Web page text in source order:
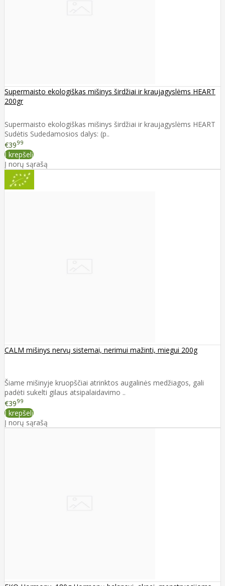
Supermaisto ekologiškas mišinys širdžiai ir kraujagyslėms HEART
200gr
Supermaisto ekologiškas mišinys širdžiai ir kraujagyslėms HEART
Sudėtis Sudedamosios dalys: (p..
€3999
Į krepšelį
Į norų sąrašą
CALM mišinys nervų sistemai, nerimui mažinti, miegui 200g
Šiame mišinyje kruopščiai atrinktos augalinės medžiagos, gali
padėti sukelti gilaus atsipalaidavimo ..
€3999
Į krepšelį
Į norų sąrašą